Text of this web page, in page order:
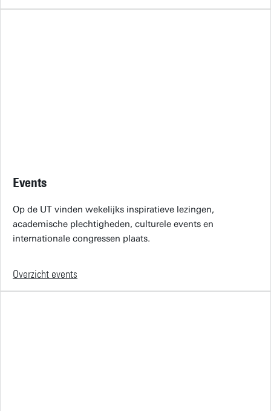
Events
Op de UT vinden wekelijks inspiratieve lezingen,
academische plechtigheden, culturele events en
internationale congressen plaats.
Overzicht events